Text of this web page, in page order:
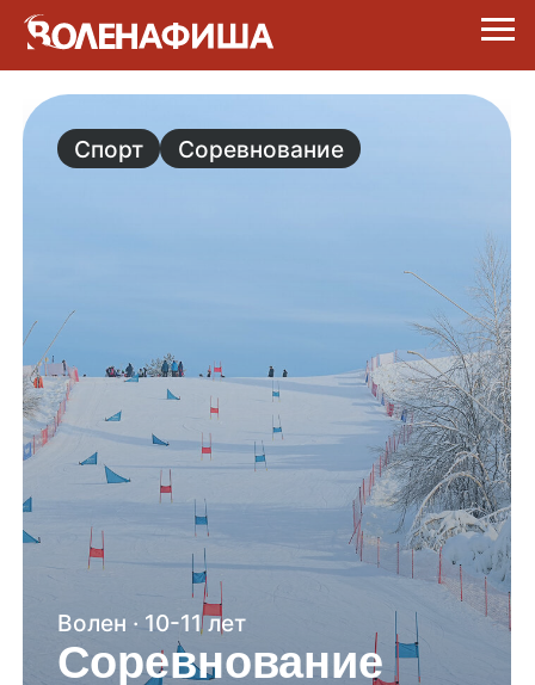
Волен · 10-11 лет
Соревнование
«Кубок Волена»,
слалом
Мероприятие состоялось
Спорт Соревнование